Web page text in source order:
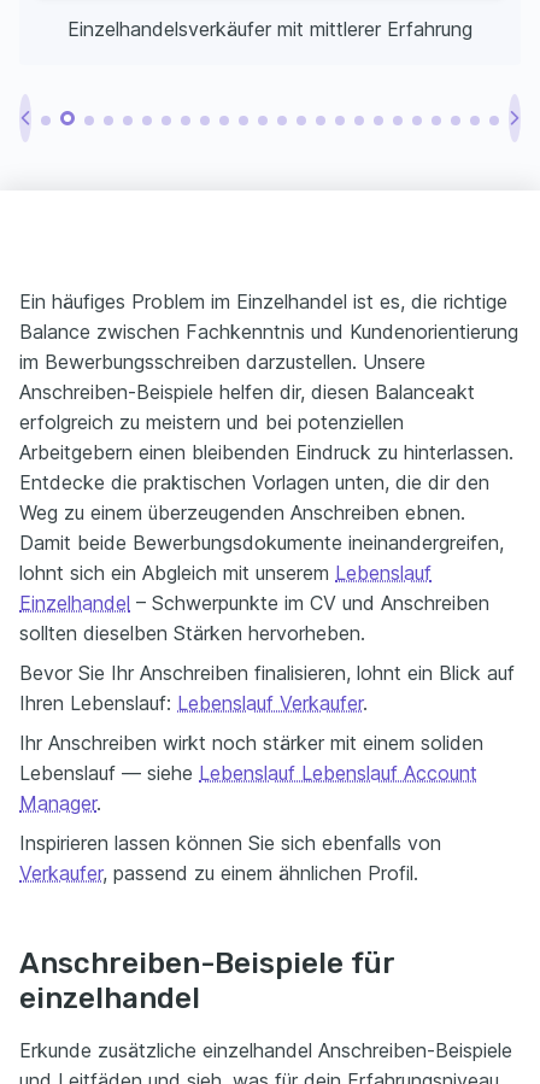
Einzelhandelsverkäufer mit mittlerer Erfahrung
Ein häufiges Problem im Einzelhandel ist es, die richtige
Balance zwischen Fachkenntnis und Kundenorientierung
im Bewerbungsschreiben darzustellen. Unsere
Anschreiben-Beispiele helfen dir, diesen Balanceakt
erfolgreich zu meistern und bei potenziellen
Arbeitgebern einen bleibenden Eindruck zu hinterlassen.
Entdecke die praktischen Vorlagen unten, die dir den
Weg zu einem überzeugenden Anschreiben ebnen.
Damit beide Bewerbungsdokumente ineinandergreifen,
lohnt sich ein Abgleich mit unserem Lebenslauf
Einzelhandel – Schwerpunkte im CV und Anschreiben
sollten dieselben Stärken hervorheben.
Bevor Sie Ihr Anschreiben finalisieren, lohnt ein Blick auf
Ihren Lebenslauf: Lebenslauf Verkaufer.
Ihr Anschreiben wirkt noch stärker mit einem soliden
Lebenslauf — siehe Lebenslauf Lebenslauf Account
Manager.
Inspirieren lassen können Sie sich ebenfalls von
Verkaufer, passend zu einem ähnlichen Profil.
Anschreiben-Beispiele für
einzelhandel
Erkunde zusätzliche einzelhandel Anschreiben-Beispiele